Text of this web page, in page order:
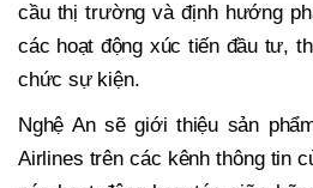
cầu thị trường và định hướng
các hoạt động xúc tiến đầu tư,
chức sự kiện.
Nghệ An sẽ giới thiệu sản
Airlines trên các kênh thông tin